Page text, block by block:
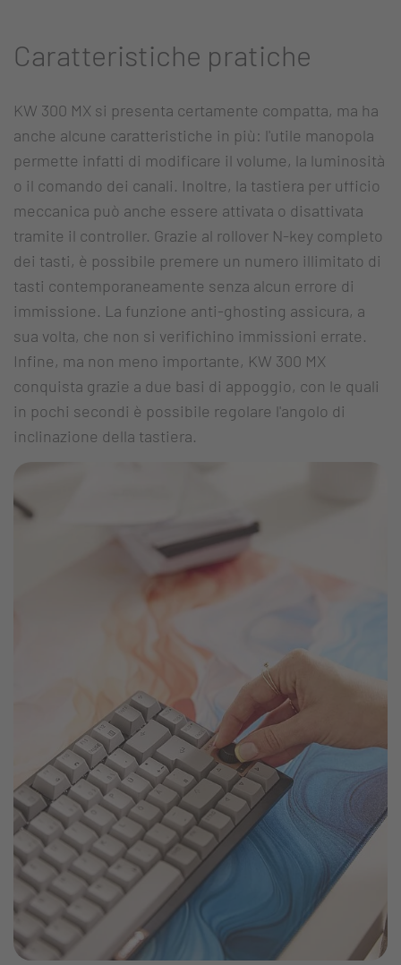
Caratteristiche pratiche
KW 300 MX si presenta certamente compatta, ma ha
anche alcune caratteristiche in più: l'utile manopola
permette infatti di modificare il volume, la luminosità
o il comando dei canali. Inoltre, la tastiera per ufficio
meccanica può anche essere attivata o disattivata
tramite il controller. Grazie al rollover N-key completo
dei tasti, è possibile premere un numero illimitato di
tasti contemporaneamente senza alcun errore di
immissione. La funzione anti-ghosting assicura, a
sua volta, che non si verifichino immissioni errate.
Infine, ma non meno importante, KW 300 MX
conquista grazie a due basi di appoggio, con le quali
in pochi secondi è possibile regolare l'angolo di
inclinazione della tastiera.